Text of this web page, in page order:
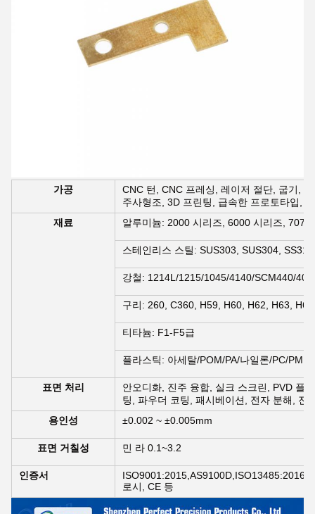
가공
CNC 턴, CNC 프레싱, 레이저 절단, 굽기,
주사형조, 3D 프린팅, 급속한 프로토타입,
재료
알루미늄: 2000 시리즈, 6000 시리즈,
스테인리스 스틸: SUS303, SUS304,
강철: 1214L/1215/1045/4140/SCM440/
구리: 260, C360, H59, H60, H62, H63,
티타늄: F1-F5급
플라스틱: 아세탈/POM/PA/나일론/PC/
표면 처리
안오디화, 진주 융합, 실크 스크린, PVD 플
팅, 파우더 코팅, 패시베이션, 전자 분해, 전
용인성
±0.002 ~ ±0.005mm
표면 거칠성 민 라 0.1~3.2
인증서
로시, CE 등